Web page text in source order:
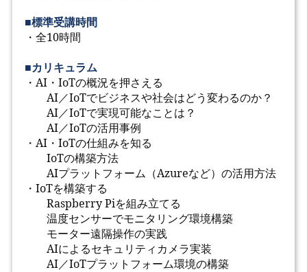
■標準受講時間
・全10時間
■カリキュラム
・AI・IoTの概況を押さえる
AI／IoTでビジネスや社会はどう変わるのか？
AI／IoTで実現可能なことは？
AI／IoTの活用事例
・AI・IoTの仕組みを知る
IoTの構築方法
AIプラットフォーム（Azureなど）の活用方法
・IoTを構築する
Raspberry Piを組み立てる
温度センサーでモニタリング環境構築
モーター遠隔操作の実践
AIによるセキュリティカメラ実装
AI／IoTプラットフォーム環境の構築